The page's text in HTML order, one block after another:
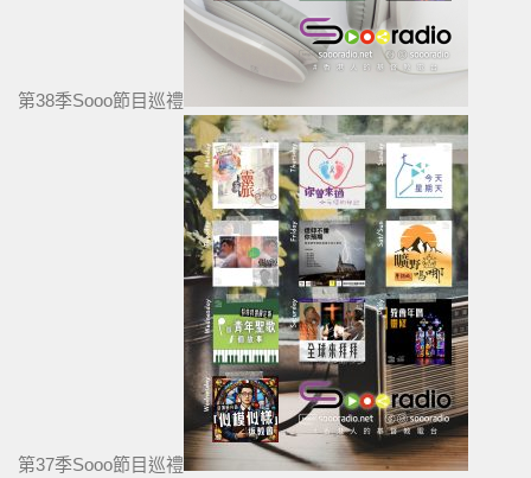
第38季Sooo節目巡禮
第37季Sooo節目巡禮